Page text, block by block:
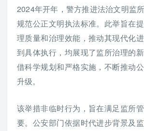
2024年开年，警方推进法治文明监
规范公正文明执法标准。此举旨在
理质量和治理效能，推动其现代化
到具体执行，均展现了监所治理的
借科学规划和严格实施，不断推动
升级。
该举措非临时行为，旨在满足监所
要。公安部门依据时代进步背景及